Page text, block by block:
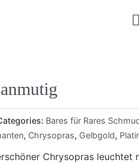
Bares für Rares
, Chrysopras, Gelbgold,
Chrysopras leuchtet